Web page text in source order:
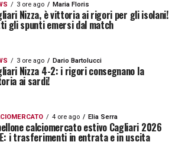
3 ore ago Maria Floris
Nizza, è vittoria ai rigori per gli isolani!
gli spunti emersi dal match
3 ore ago Dario Bartolucci
Nizza 4-2: i rigori consegnano la
ai sardi!
4 ore ago Elia Serra
calciomercato estivo Cagliari 2026
i trasferimenti in entrata e in uscita